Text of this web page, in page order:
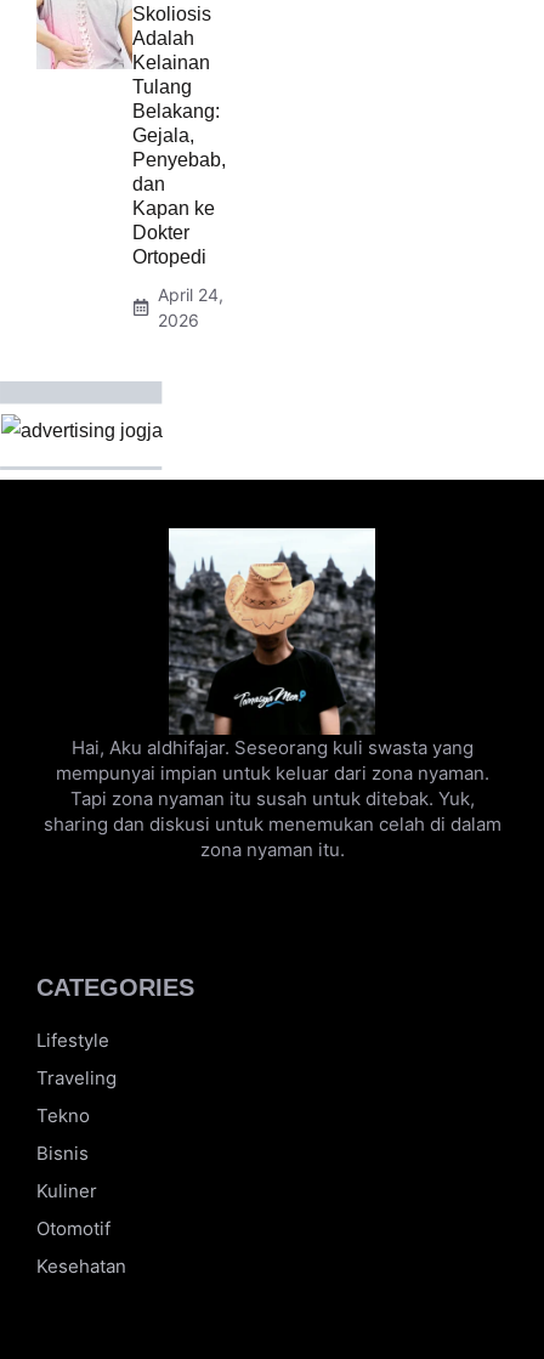
Skoliosis
Adalah
Kelainan
Tulang
Belakang:
Gejala,
Penyebab,
dan
Kapan ke
Dokter
Ortopedi
April 24,
2026
CATEGORIES
Lifestyle
Traveling
Tekno